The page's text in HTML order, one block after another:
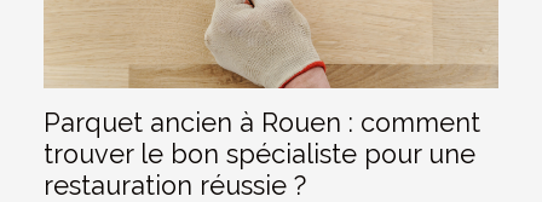
Parquet ancien à Rouen : comment
trouver le bon spécialiste pour une
restauration réussie ?